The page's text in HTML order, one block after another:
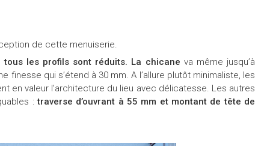
de cette menuiserie.
tous les profils sont réduits. La chicane va même jusqu’à
qui s’étend à 30 mm. A l’allure plutôt minimaliste, les
en valeur l’architecture du lieu avec délicatesse. Les autres
:traverse d’ouvrant à 55 mm et montant de tête de